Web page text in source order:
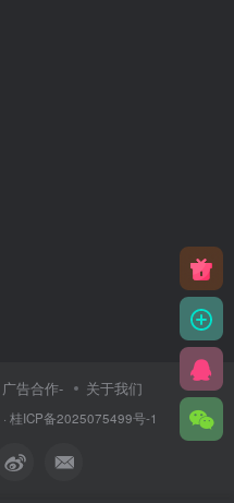
广告合作- 关于我们
· 桂ICP备2025075499号-1